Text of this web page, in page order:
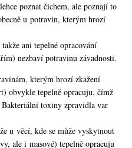
poznat čichem, ale poznají to
u potravin, kterým hrozí
ani tepelné opracování
nezbaví potravinu závadnosti.
kterým hrozí zkažení
obvykle tepelně opracuju, čímž
toxiny zpravidla var
u věcí, kde se může vyskytnout
ale i masové) tepelně opracuju